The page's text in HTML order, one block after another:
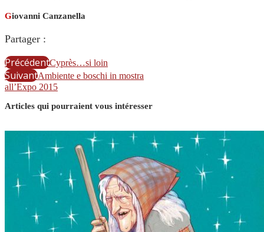
Giovanni Canzanella
Partager :
PrécédentCyprès…si loin
SuivantAmbiente e boschi in mostra
all’Expo 2015
Articles qui pourraient vous intéresser